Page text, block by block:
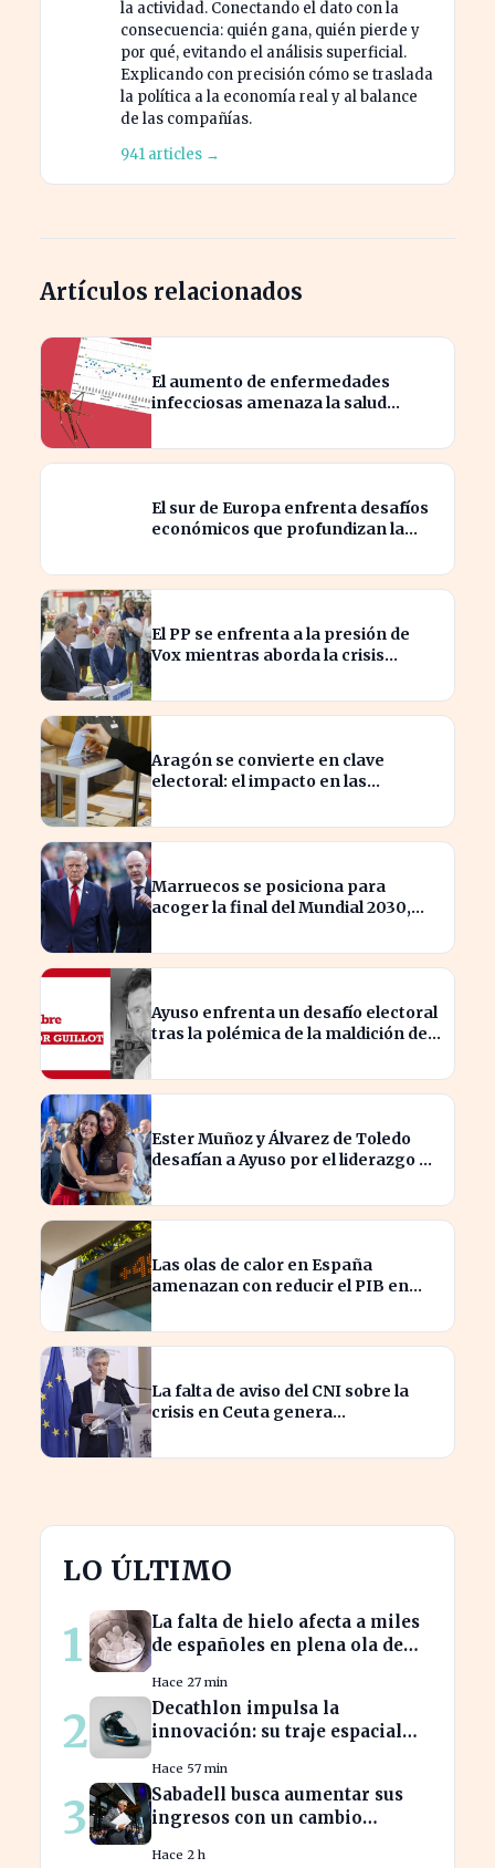
la actividad. Conectando el dato con la
consecuencia: quién gana, quién pierde y
por qué, evitando el análisis superficial.
Explicando con precisión cómo se traslada
la política a la economía real y al balance
de las compañías.
941 articles →
Artículos relacionados
El aumento de enfermedades
infecciosas amenaza la salud
El sur de Europa enfrenta desafíos
económicos que profundizan la
El PP se enfrenta a la presión de
Vox mientras aborda la crisis
Aragón se convierte en clave
electoral: el impacto en las
Marruecos se posiciona para
acoger la final del Mundial 2030,
Ayuso enfrenta un desafío electoral
tras la polémica de la maldición de
Ester Muñoz y Álvarez de Toledo
desafían a Ayuso por el liderazgo de
Las olas de calor en España
amenazan con reducir el PIB en
La falta de aviso del CNI sobre la
crisis en Ceuta genera
LO ÚLTIMO
1
La falta de hielo afecta a miles
de españoles en plena ola de
Hace 27 min
2
Decathlon impulsa la
innovación: su traje espacial
la industria
Hace 57 min
3
Sabadell busca aumentar sus
ingresos con un cambio
Hace 2 h